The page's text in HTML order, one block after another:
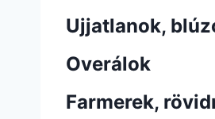
Ujjatlanok,
Overálok
Farmerek,